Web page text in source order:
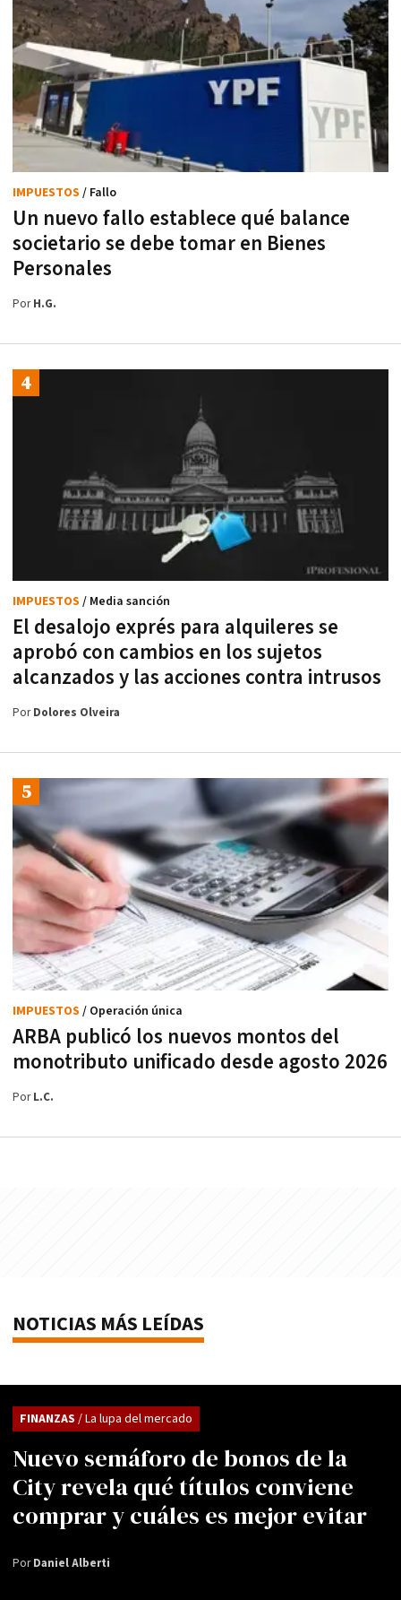
Un nuevo fallo establece qué balance
societario se debe tomar en Bienes
Personales
IMPUESTOS / Fallo
PorH.G.
El desalojo exprés para alquileres se
aprobó con cambios en los sujetos
alcanzados y las acciones contra intrusos
IMPUESTOS / Media sanción
PorDolores Olveira
ARBA publicó los nuevos montos del
monotributo unificado desde agosto 2026
IMPUESTOS / Operación única
PorL.C.
NOTICIAS MÁS LEÍDAS
Nuevo semáforo de bonos de la
City revela qué títulos conviene
comprar y cuáles es mejor evitar
FINANZAS / La lupa del mercado
PorDaniel Alberti